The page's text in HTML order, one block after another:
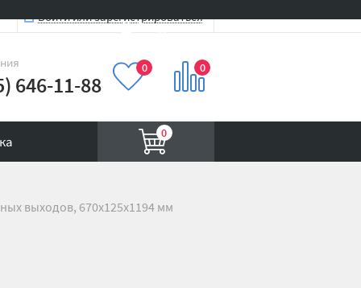
Войти или зарегистрироваться
646-11-88
0 0
0
Вход на сайт
выходов, 670х125х1194 мм